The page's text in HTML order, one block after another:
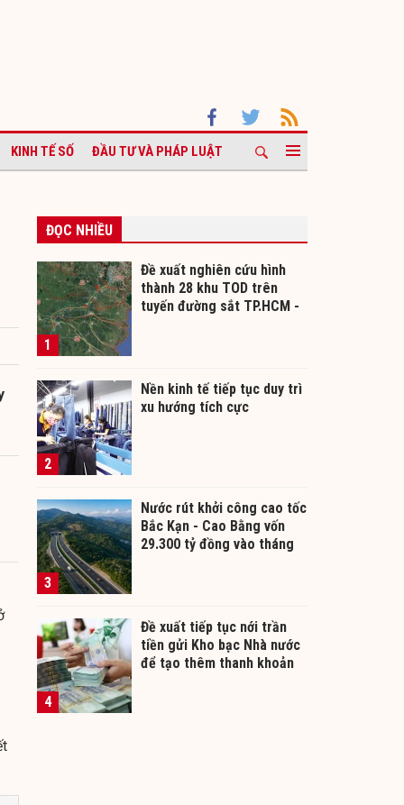
KINH TẾ SỐ ĐẦU TƯ VÀ PHÁP LUẬT
ĐỌC NHIỀU
1
Đề xuất nghiên cứu hình
thành 28 khu TOD trên
tuyến đường sắt TP.HCM -
2
Nền kinh tế tiếp tục duy trì
xu hướng tích cực
3
Nước rút khởi công cao tốc
Bắc Kạn - Cao Bằng vốn
29.300 tỷ đồng vào tháng
4
Đề xuất tiếp tục nới trần
tiền gửi Kho bạc Nhà nước
để tạo thêm thanh khoản